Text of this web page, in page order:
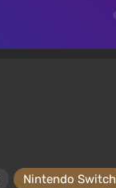
Nintendo Switch